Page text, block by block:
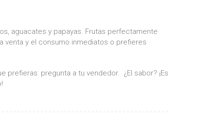
aguacates y papayas. Frutas perfectamente
venta y el consumo inmediatos o prefieres
pregunta a tu vendedor. ¿El sabor? ¡Es